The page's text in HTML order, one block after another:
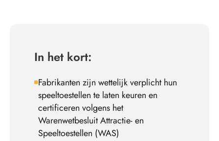
In het kort:
Fabrikanten zijn wettelijk verplicht hun
speeltoestellen te laten keuren en
certificeren volgens het
Warenwetbesluit Attractie- en
Speeltoestellen (WAS)